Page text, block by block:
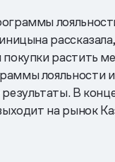
растить
лояльности
результаты. В
на рынок